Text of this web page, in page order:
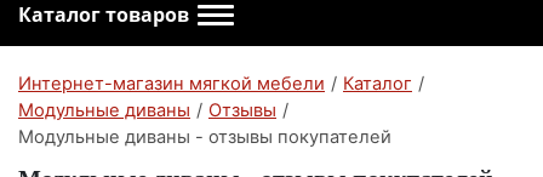
Каталог товаров
Интернет-магазин мягкой мебели / Каталог /
Модульные диваны / Отзывы /
Модульные диваны - отзывы покупателей